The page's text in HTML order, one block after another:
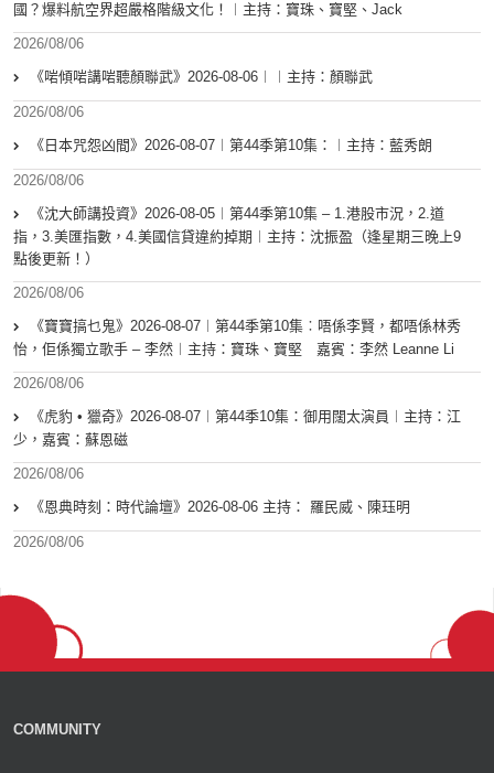
國？爆料航空界超嚴格階級文化！︱主持：寶珠、寶堅、Jack
2026/08/06
《啱傾啱講啱聽顏聯武》2026-08-06︱︱主持：顏聯武
2026/08/06
《日本咒怨凶間》2026-08-07︱第44季第10集：︱主持：藍秀朗
2026/08/06
《沈大師講投資》2026-08-05︱第44季第10集 – 1.港股市況，2.道
指，3.美匯指數，4.美國信貸違約掉期︱主持：沈振盈（逢星期三晚上9
點後更新！）
2026/08/06
《寶寶搞乜鬼》2026-08-07︱第44季第10集︰唔係李賢，都唔係林秀
怡，佢係獨立歌手 – 李然︱主持：寶珠、寶堅 嘉賓：李然 Leanne Li
2026/08/06
《虎豹 • 獵奇》2026-08-07︱第44季10集：御用闊太演員︱主持：江
少，嘉賓：蘇恩磁
2026/08/06
《恩典時刻：時代論壇》2026-08-06 主持： 羅民威、陳珏明
2026/08/06
COMMUNITY